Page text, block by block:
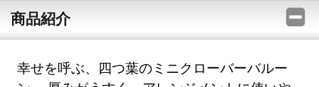
商品紹介
幸せを呼ぶ、四つ葉のミニクローバーバルー